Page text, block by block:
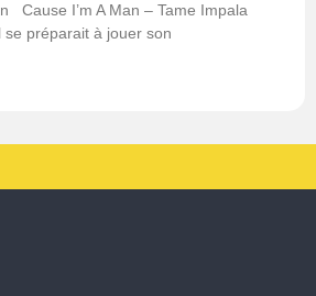
Cause I’m A Man – Tame Impala
se préparait à jouer son